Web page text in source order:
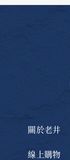
關於老井
線上購物